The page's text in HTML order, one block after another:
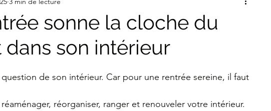
vogue
scandinave Japandi zen
wabi-sabi japonais ikebana kintsugi matériaux bruts
sonne la cloche du
son intérieur
de son intérieur. Car pour une rentrée sereine, il faut
réorganiser, ranger et renouveler votre intérieur.